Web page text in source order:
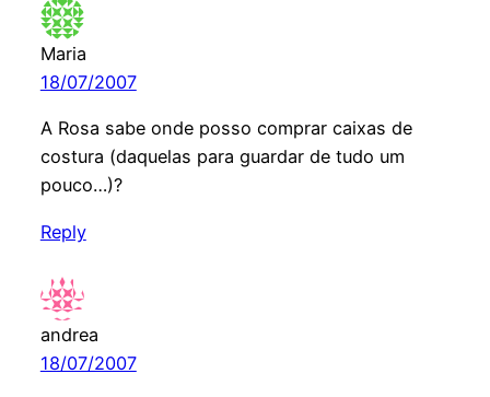
Maria
18/07/2007
A Rosa sabe onde posso comprar caixas de
costura (daquelas para guardar de tudo um
pouco…)?
Reply
andrea
18/07/2007